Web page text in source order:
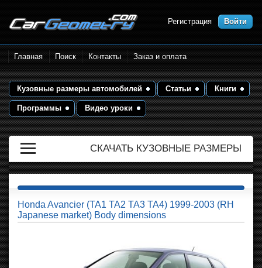
Размеры кузова автомобилей.
Контрольные точки и кузовные
размеры. Геометрия кузова
Регистрация Войти
Главная Поиск Контакты Заказ и оплата
Кузовные размеры автомобилей Статьи Книги
Программы Видео уроки
СКАЧАТЬ КУЗОВНЫЕ РАЗМЕРЫ
Honda Avancier (TA1 TA2 TA3 TA4) 1999-2003 (RH
Japanese market) Body dimensions